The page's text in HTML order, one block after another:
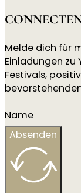
Melde dich für
Einladungen zu
Festivals,
Absenden